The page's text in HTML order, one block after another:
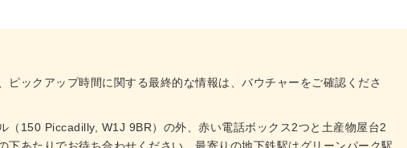
ピックアップ時間に関する最終的な情報は、バウチャーをご確認くださ
（150 Piccadilly, W1J 9BR）の外、赤い電話ボックス2つと土産物屋台2